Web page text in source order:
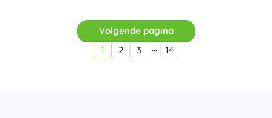
Volgende pagina
1
2 3 … 14